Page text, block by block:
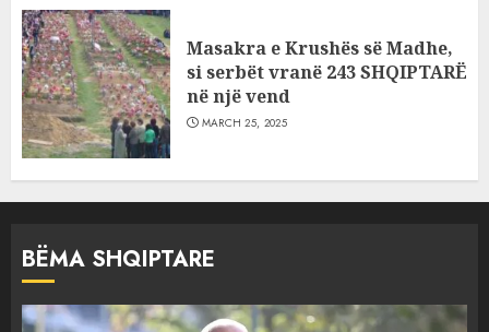
Masakra e Krushës së Madhe,
si serbët vranë 243 SHQIPTARË
në një vend
MARCH 25, 2025
BËMA SHQIPTARE